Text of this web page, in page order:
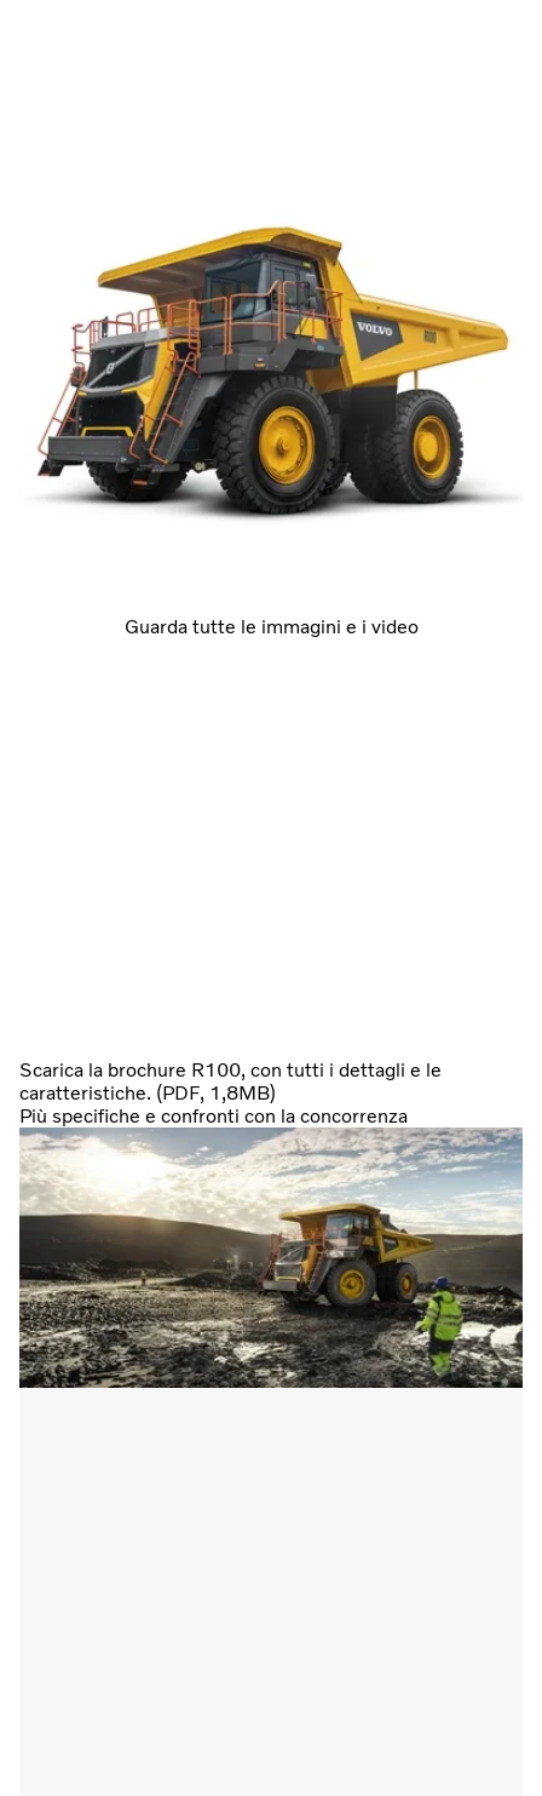
Guarda tutte le immagini e i video
Scarica la brochure R100, con tutti i dettagli e le
caratteristiche. (PDF, 1,8MB)
Più specifiche e confronti con la concorrenza